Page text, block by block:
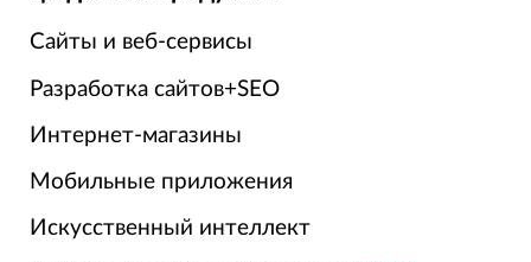
Сайты и веб-сервисы
Разработка сайтов+SEO
Интернет-магазины
Мобильные приложения
Искусственный интеллект